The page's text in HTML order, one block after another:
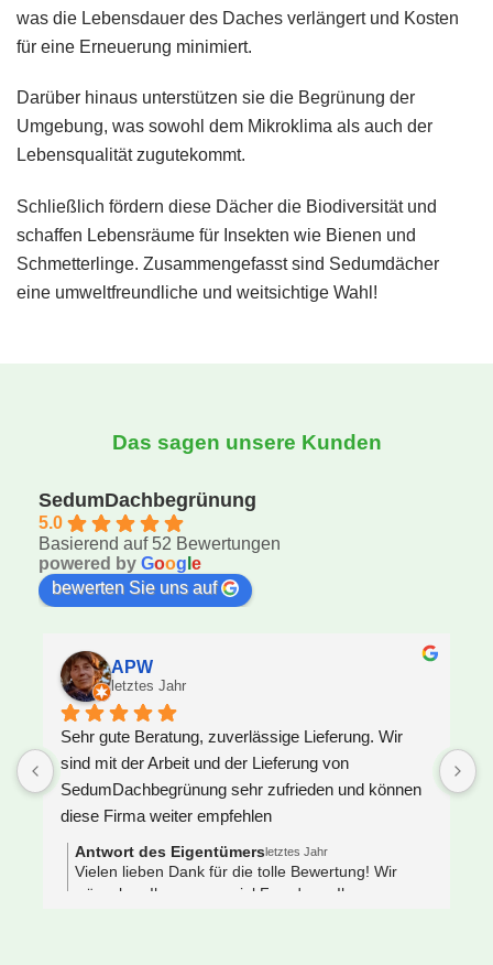
was die Lebensdauer des Daches verlängert und Kosten
für eine Erneuerung minimiert.
Darüber hinaus unterstützen sie die Begrünung der
Umgebung, was sowohl dem Mikroklima als auch der
Lebensqualität zugutekommt.
Schließlich fördern diese Dächer die Biodiversität und
schaffen Lebensräume für Insekten wie Bienen und
Schmetterlinge. Zusammengefasst sind Sedumdächer
eine umweltfreundliche und weitsichtige Wahl!
Das sagen unsere Kunden
SedumDachbegrünung
5.0
Basierend auf 52 Bewertungen
powered by Goog e
bewerten Sie uns auf
APW
letztes Jahr
Sehr gute Beratung, zuverlässige Lieferung. Wir
sind mit der Arbeit und der Lieferung von
SedumDachbegrünung sehr zufrieden und können
diese Firma weiter empfehlen
Antwort des Eigentümersletztes Jahr
Vielen lieben Dank für die tolle Bewertung! Wir
wünschen Ihnen ganz viel Freude an Ihrem neuen